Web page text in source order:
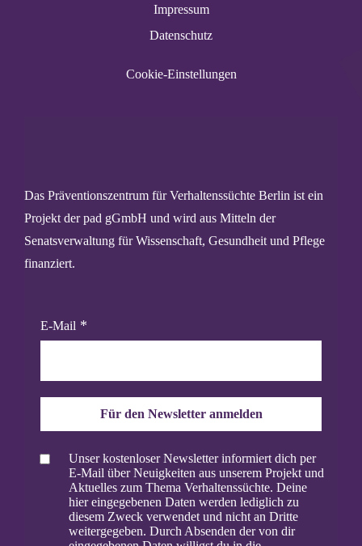
Impressum
Datenschutz
Cookie-Einstellungen
Das Präventionszentrum für Verhaltenssüchte Berlin ist ein
Projekt der pad gGmbH und wird aus Mitteln der
Senatsverwaltung für Wissenschaft, Gesundheit und Pflege
finanziert.
E-Mail
Für den Newsletter anmelden
Unser kostenloser Newsletter informiert dich per
E-Mail über Neuigkeiten aus unserem Projekt und
Aktuelles zum Thema Verhaltenssüchte. Deine
hier eingegebenen Daten werden lediglich zu
diesem Zweck verwendet und nicht an Dritte
weitergegeben. Durch Absenden der von dir